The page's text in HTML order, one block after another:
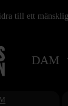
till ett
DAM